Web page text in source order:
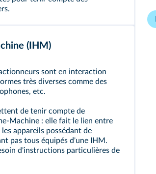
(IHM)
sont en interaction
très diverses comme des
etc.
de tenir compte de
Machine : elle fait le lien entre
appareils possédant de
pas tous équipés d'une IHM.
d'instructions particulières de